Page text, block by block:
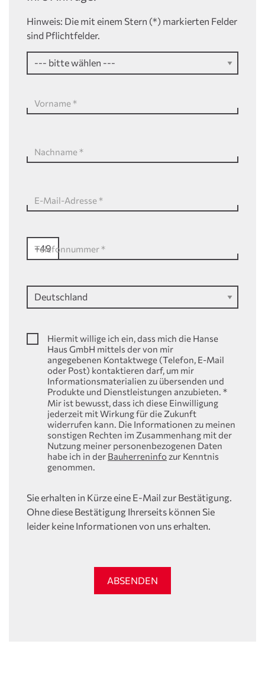
Sie auf zahlreiche Auszeichnungen für unsere
Zuverlässigkeit als Baupartner vertrauen.
Hinweis: Die mit einem Stern (*) markierten Felder
sind Pflichtfelder.
Vorname *
Nachname *
E-Mail-Adresse *
+49
Telefonnummer*
Hiermit willige ich ein, dass mich die Hanse
Haus GmbH mittels der von mir
angegebenen Kontaktwege (Telefon, E-Mail
oder Post) kontaktieren darf, um mir
Informationsmaterialien zu übersenden und
Produkte und Dienstleistungen anzubieten. *
Mir ist bewusst, dass ich diese Einwilligung
jederzeit mit Wirkung für die Zukunft
widerrufen kann. Die Informationen zu meinen
sonstigen Rechten im Zusammenhang mit der
Nutzung meiner personenbezogenen Daten
habe ich in der Bauherreninfozur Kenntnis
genommen.
Sie erhalten in Kürze eine E-Mail zur Bestätigung.
Ohne diese Bestätigung Ihrerseits können Sie
leider keine Informationen von uns erhalten.
ABSENDEN